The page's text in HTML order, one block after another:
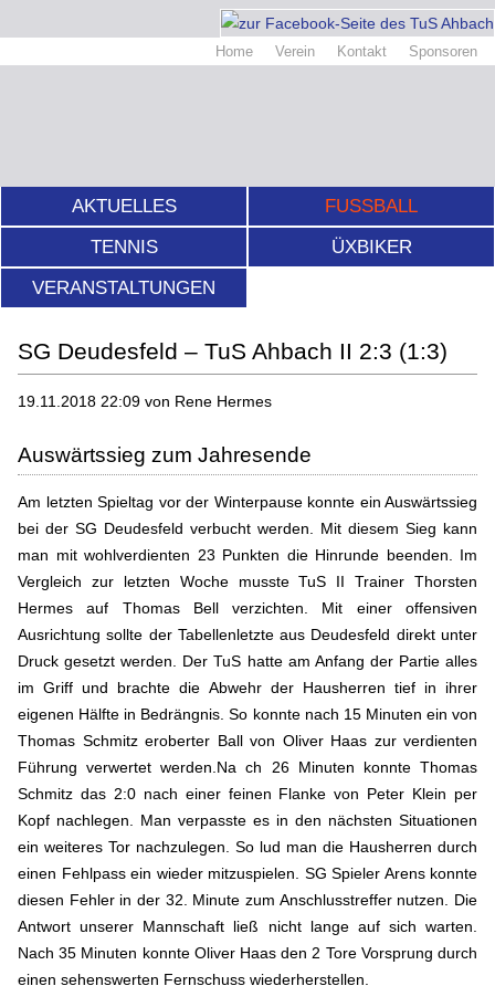
Home Verein Kontakt Sponsoren
AKTUELLES
FUSSBALL
TENNIS
ÜXBIKER
VERANSTALTUNGEN
SG Deudesfeld – TuS Ahbach II 2:3 (1:3)
19.11.2018 22:09 von Rene Hermes
Auswärtssieg zum Jahresende
Am letzten Spieltag vor der Winterpause konnte ein Auswärtssieg
bei der SG Deudesfeld verbucht werden. Mit diesem Sieg kann
man mit wohlverdienten 23 Punkten die Hinrunde beenden. Im
Vergleich zur letzten Woche musste TuS II Trainer Thorsten
Hermes auf Thomas Bell verzichten. Mit einer offensiven
Ausrichtung sollte der Tabellenletzte aus Deudesfeld direkt unter
Druck gesetzt werden. Der TuS hatte am Anfang der Partie alles
im Griff und brachte die Abwehr der Hausherren tief in ihrer
eigenen Hälfte in Bedrängnis. So konnte nach 15 Minuten ein von
Thomas Schmitz eroberter Ball von Oliver Haas zur verdienten
Führung verwertet werden.Na ch 26 Minuten konnte Thomas
Schmitz das 2:0 nach einer feinen Flanke von Peter Klein per
Kopf nachlegen. Man verpasste es in den nächsten Situationen
ein weiteres Tor nachzulegen. So lud man die Hausherren durch
einen Fehlpass ein wieder mitzuspielen. SG Spieler Arens konnte
diesen Fehler in der 32. Minute zum Anschlusstreffer nutzen. Die
Antwort unserer Mannschaft ließ nicht lange auf sich warten.
Nach 35 Minuten konnte Oliver Haas den 2 Tore Vorsprung durch
einen sehenswerten Fernschuss wiederherstellen.